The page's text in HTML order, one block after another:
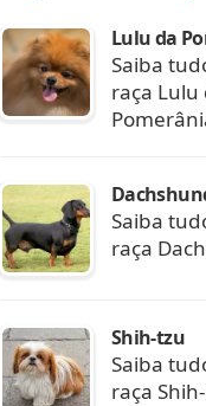
Lulu da
Saiba
raça Lulu
Saiba
raça
Shih-tzu
Saiba
raça